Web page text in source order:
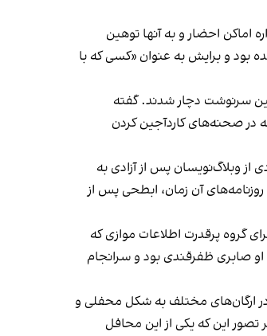
اماکن احضار و به آنها توهین
بود و برایش به عنوان «کسی که با
همین سرنوشت دچار شدند. گفته
در صحنه‌های کاردآجین کردن
وبلاگ‌نویسان پس از آزادی به
آن زمان، ابطحی پس از
گروه پرقدرت اطلاعات موازی که
صابری ظفرقندی بود و سرانجام
در ارگان‌های مختلف به شکل محفلی و
این که یکی از این محافل